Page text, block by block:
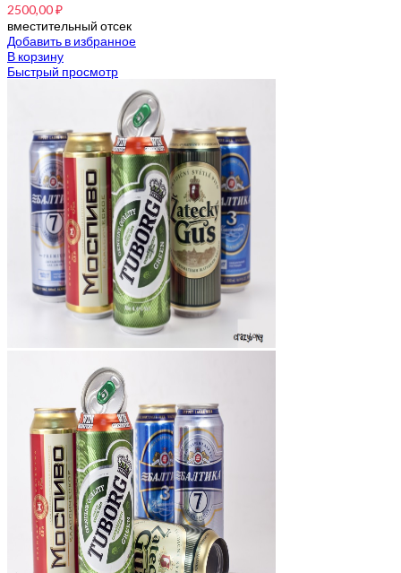
2500,00₽
вместительный отсек
Добавить в избранное
В корзину
Быстрый просмотр